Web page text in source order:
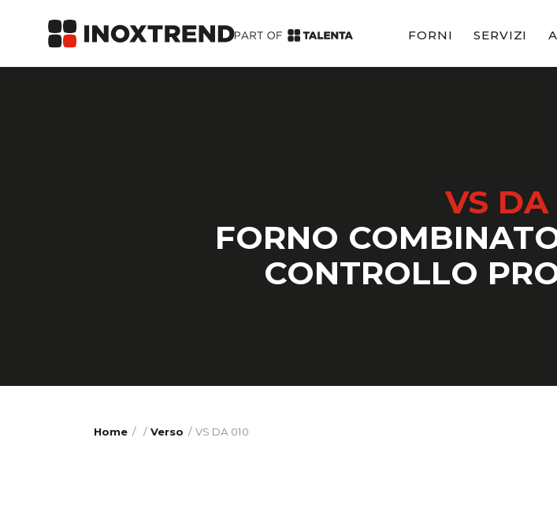
FORNI SERVIZI
VS DA
FORNO
CONTROLLO
Home / / Verso VS DA 010